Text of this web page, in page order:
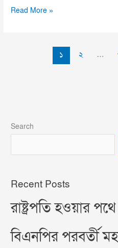
Read More »
১ ২ …
Search
Recent Posts
রাষ্ট্রপতি হওয়ার
বিএনপির পরবর্তী